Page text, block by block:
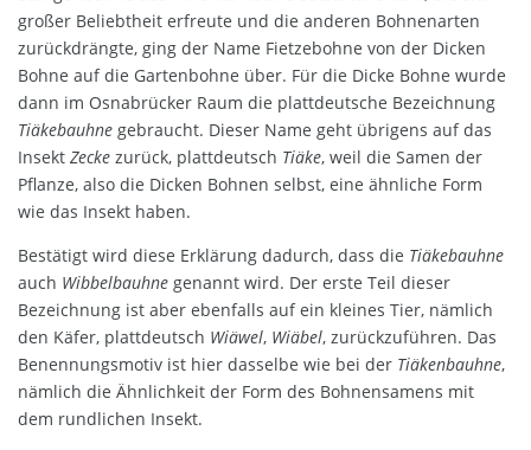
großer Beliebtheit erfreute und die anderen Bohnenarten
zurückdrängte, ging der Name Fietzebohne von der Dicken
Bohne auf die Gartenbohne über. Für die Dicke Bohne wurde
dann im Osnabrücker Raum die plattdeutsche Bezeichnung
Tiäkebauhne gebraucht. Dieser Name geht übrigens auf das
Insekt Zecke zurück, plattdeutsch Tiäke, weil die Samen der
Pflanze, also die Dicken Bohnen selbst, eine ähnliche Form
wie das Insekt haben.
Bestätigt wird diese Erklärung dadurch, dass die Tiäkebauhne
auch Wibbelbauhne genannt wird. Der erste Teil dieser
Bezeichnung ist aber ebenfalls auf ein kleines Tier, nämlich
den Käfer, plattdeutsch Wiäwel, Wiäbel, zurückzuführen. Das
Benennungsmotiv ist hier dasselbe wie bei der Tiäkenbauhne,
nämlich die Ähnlichkeit der Form des Bohnensamens mit
dem rundlichen Insekt.